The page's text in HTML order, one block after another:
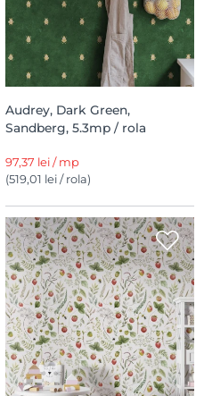
Audrey, Dark Green,
Sandberg, 5.3mp / rola
97,37 lei / mp
(519,01 lei / rola)